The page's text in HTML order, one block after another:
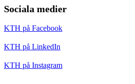
Sociala medier
KTH på Facebook
KTH på LinkedIn
KTH på Instagram